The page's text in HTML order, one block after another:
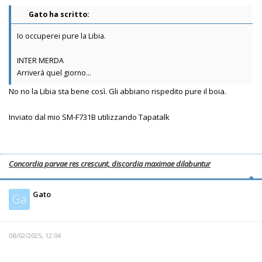
Gato ha scritto:
Io occuperei pure la Libia.
INTER MERDA
Arriverà quel giorno...
No no la Libia sta bene così. Gli abbiano rispedito pure il boia.
Inviato dal mio SM-F731B utilizzando Tapatalk
Concordia parvae res crescunt, discordia maximae dilabuntur
Ga Gato
08/02/2025, 12:04